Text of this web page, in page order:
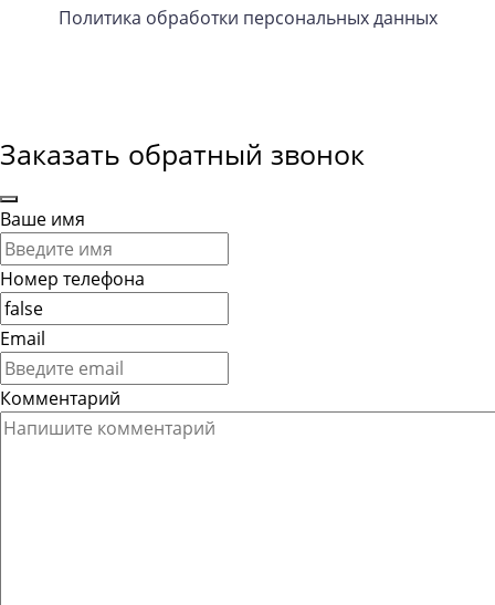
Политика обработки персональных данных
Заказать обратный звонок
Ваше имя
Номер телефона
Email
Комментарий